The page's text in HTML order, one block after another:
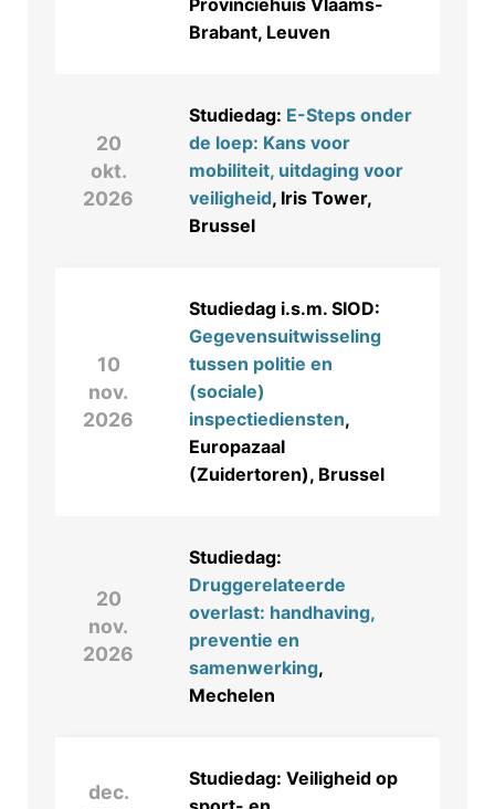
Provinciehuis Vlaams-
Brabant, Leuven
20
okt.
2026
Studiedag: E-Steps onder
de loep: Kans voor
mobiliteit, uitdaging voor
veiligheid, Iris Tower,
Brussel
10
nov.
2026
Studiedag i.s.m. SIOD:
Gegevensuitwisseling
tussen politie en
(sociale)
inspectiediensten,
Europazaal
(Zuidertoren), Brussel
20
nov.
2026
Studiedag:
Druggerelateerde
overlast: handhaving,
preventie en
samenwerking,
Mechelen
dec.
Studiedag: Veiligheid op